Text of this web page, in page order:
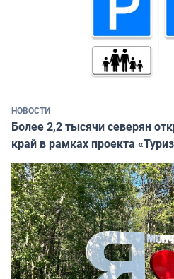
НОВОСТИ
Более 2,2 тысячи северян
край в рамках проекта